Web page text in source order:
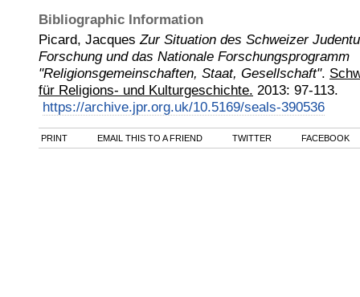
Bibliographic Information
Picard, Jacques Zur Situation des Schweizer
Forschung und das Nationale Forschungsprogramm
"Religionsgemeinschaften, Staat, Gesellschaft".
für Religions- und Kulturgeschichte. 2013: 97-113.
https://archive.jpr.org.uk/10.5169/seals-390536
PRINT EMAIL THIS TO A FRIEND TWITTER FACEBOOK